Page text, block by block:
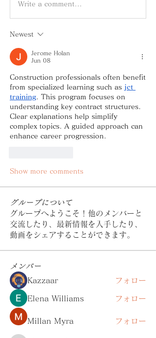
Write a comment...
Newest
Jerome Holan
Jun 08
Construction professionals often benefit
from specialized learning such as jct
training. This program focuses on
understanding key contract structures.
Clear explanations help simplify
complex topics. A guided approach can
enhance career progression.
Show more comments
グループについて
グループへようこそ！他のメンバーと
交流したり、最新情報を入手したり、
動画をシェアすることができます。
メンバー
Kazzaar
フォロー
Elena Williams フォロー
Millan Myra フォロー